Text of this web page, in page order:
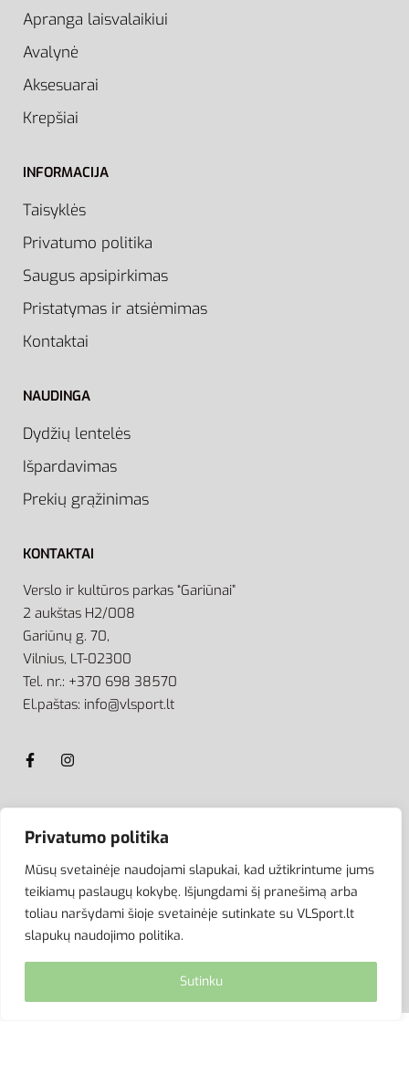
Privatumo politika
Mūsų svetainėje naudojami slapukai, kad užtikrintume jums
teikiamų paslaugų kokybę. Išjungdami šį pranešimą arba
toliau naršydami šioje svetainėje sutinkate su VLSport.lt
slapukų naudojimo politika.
Sutinku
Apranga laisvalaikiui
Avalynė
Aksesuarai
Krepšiai
INFORMACIJA
Taisyklės
Privatumo politika
Saugus apsipirkimas
Pristatymas ir atsiėmimas
Kontaktai
NAUDINGA
Dydžių lentelės
Išpardavimas
Prekių grąžinimas
KONTAKTAI
Verslo ir kultūros parkas “Gariūnai”
2 aukštas H2/008
Gariūnų g. 70,
Vilnius, LT-02300
Tel. nr.: +370 698 38570
El.paštas: info@vlsport.lt